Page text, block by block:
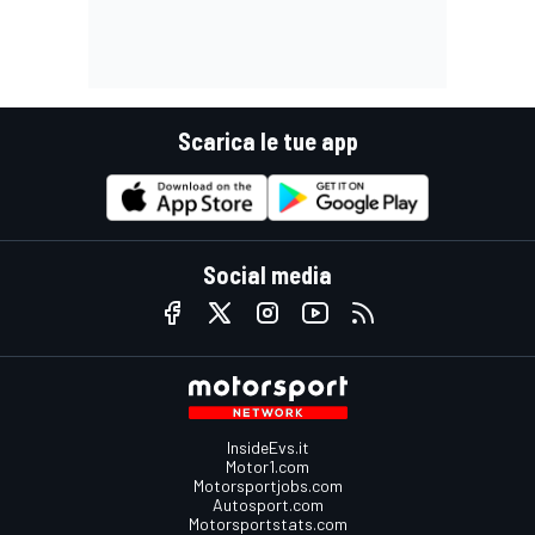
Scarica le tue app
Social media
InsideEvs.it
Motor1.com
Motorsportjobs.com
Autosport.com
Motorsportstats.com